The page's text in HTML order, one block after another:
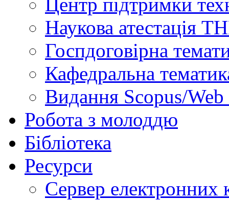
Наукова атестація
Госпдоговірна
Кафедральна
Видання Scopus/
Робота з молоддю
Бібліотека
Ресурси
Сервер